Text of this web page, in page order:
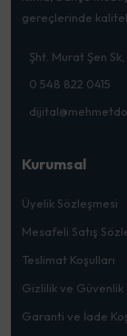
gereçlerinde
Şht. Murat Şen
0 548 822 0415
Kurumsal
Üyelik Sözleşmesi
Mesafeli Satış
Teslimat Koşulları
Gizlilik ve Güvenlik
Garanti ve İade